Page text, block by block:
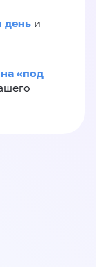
день и
«под